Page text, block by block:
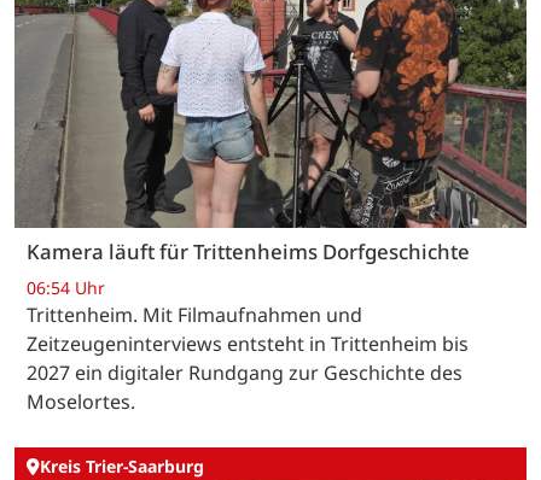
Kamera läuft für Trittenheims Dorfgeschichte
06:54 Uhr
Trittenheim. Mit Filmaufnahmen und
Zeitzeugeninterviews entsteht in Trittenheim bis
2027 ein digitaler Rundgang zur Geschichte des
Moselortes.
Kreis Trier-Saarburg